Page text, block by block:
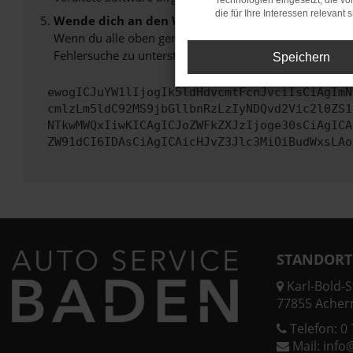
Wende dich an den Webseitenbetreiber.
Wenn du alle oben genannten Schritte versucht hast,
Fehlersuche zu unterstützen:
Karl-Bold-
77855
Telefon: 0
Mail:
die für Ihre Interessen relevant
Speichern